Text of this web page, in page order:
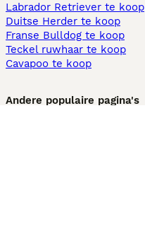
Labrador Retriever te koop
Duitse Herder te koop
Franse Bulldog te koop
Teckel ruwhaar te koop
Cavapoo te koop
Andere populaire pagina's